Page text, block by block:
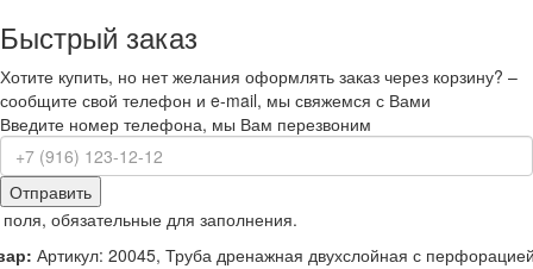
Быстрый заказ
Хотите купить, но нет желания оформлять заказ через корзину? –
сообщите свой телефон и e-mail, мы свяжемся с Вами
Введите номер телефона, мы Вам перезвоним
Отправить
обязательные для заполнения.
Артикул: 20045, Труба дренажная двухслойная с